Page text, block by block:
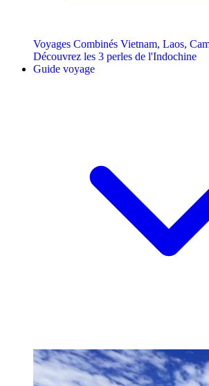
Voyages Combinés Vietnam, Laos,
Découvrez les 3 perles de l'Indochine
Guide voyage